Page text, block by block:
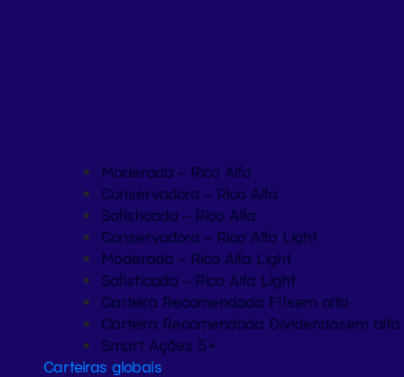
Moderada – Rico Alfa
Conservadora – Rico Alfa
Sofisticada – Rico Alfa
Conservadora – Rico Alfa Light
Moderada – Rico Alfa Light
Sofisticada – Rico Alfa Light
Carteira Recomendada FIIsem alta
Carteira Recomendada Dividendosem alta
Smart Ações 5+
Carteiras globais